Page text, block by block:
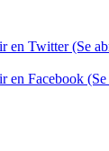
en Twitter (Se
en Facebook (Se